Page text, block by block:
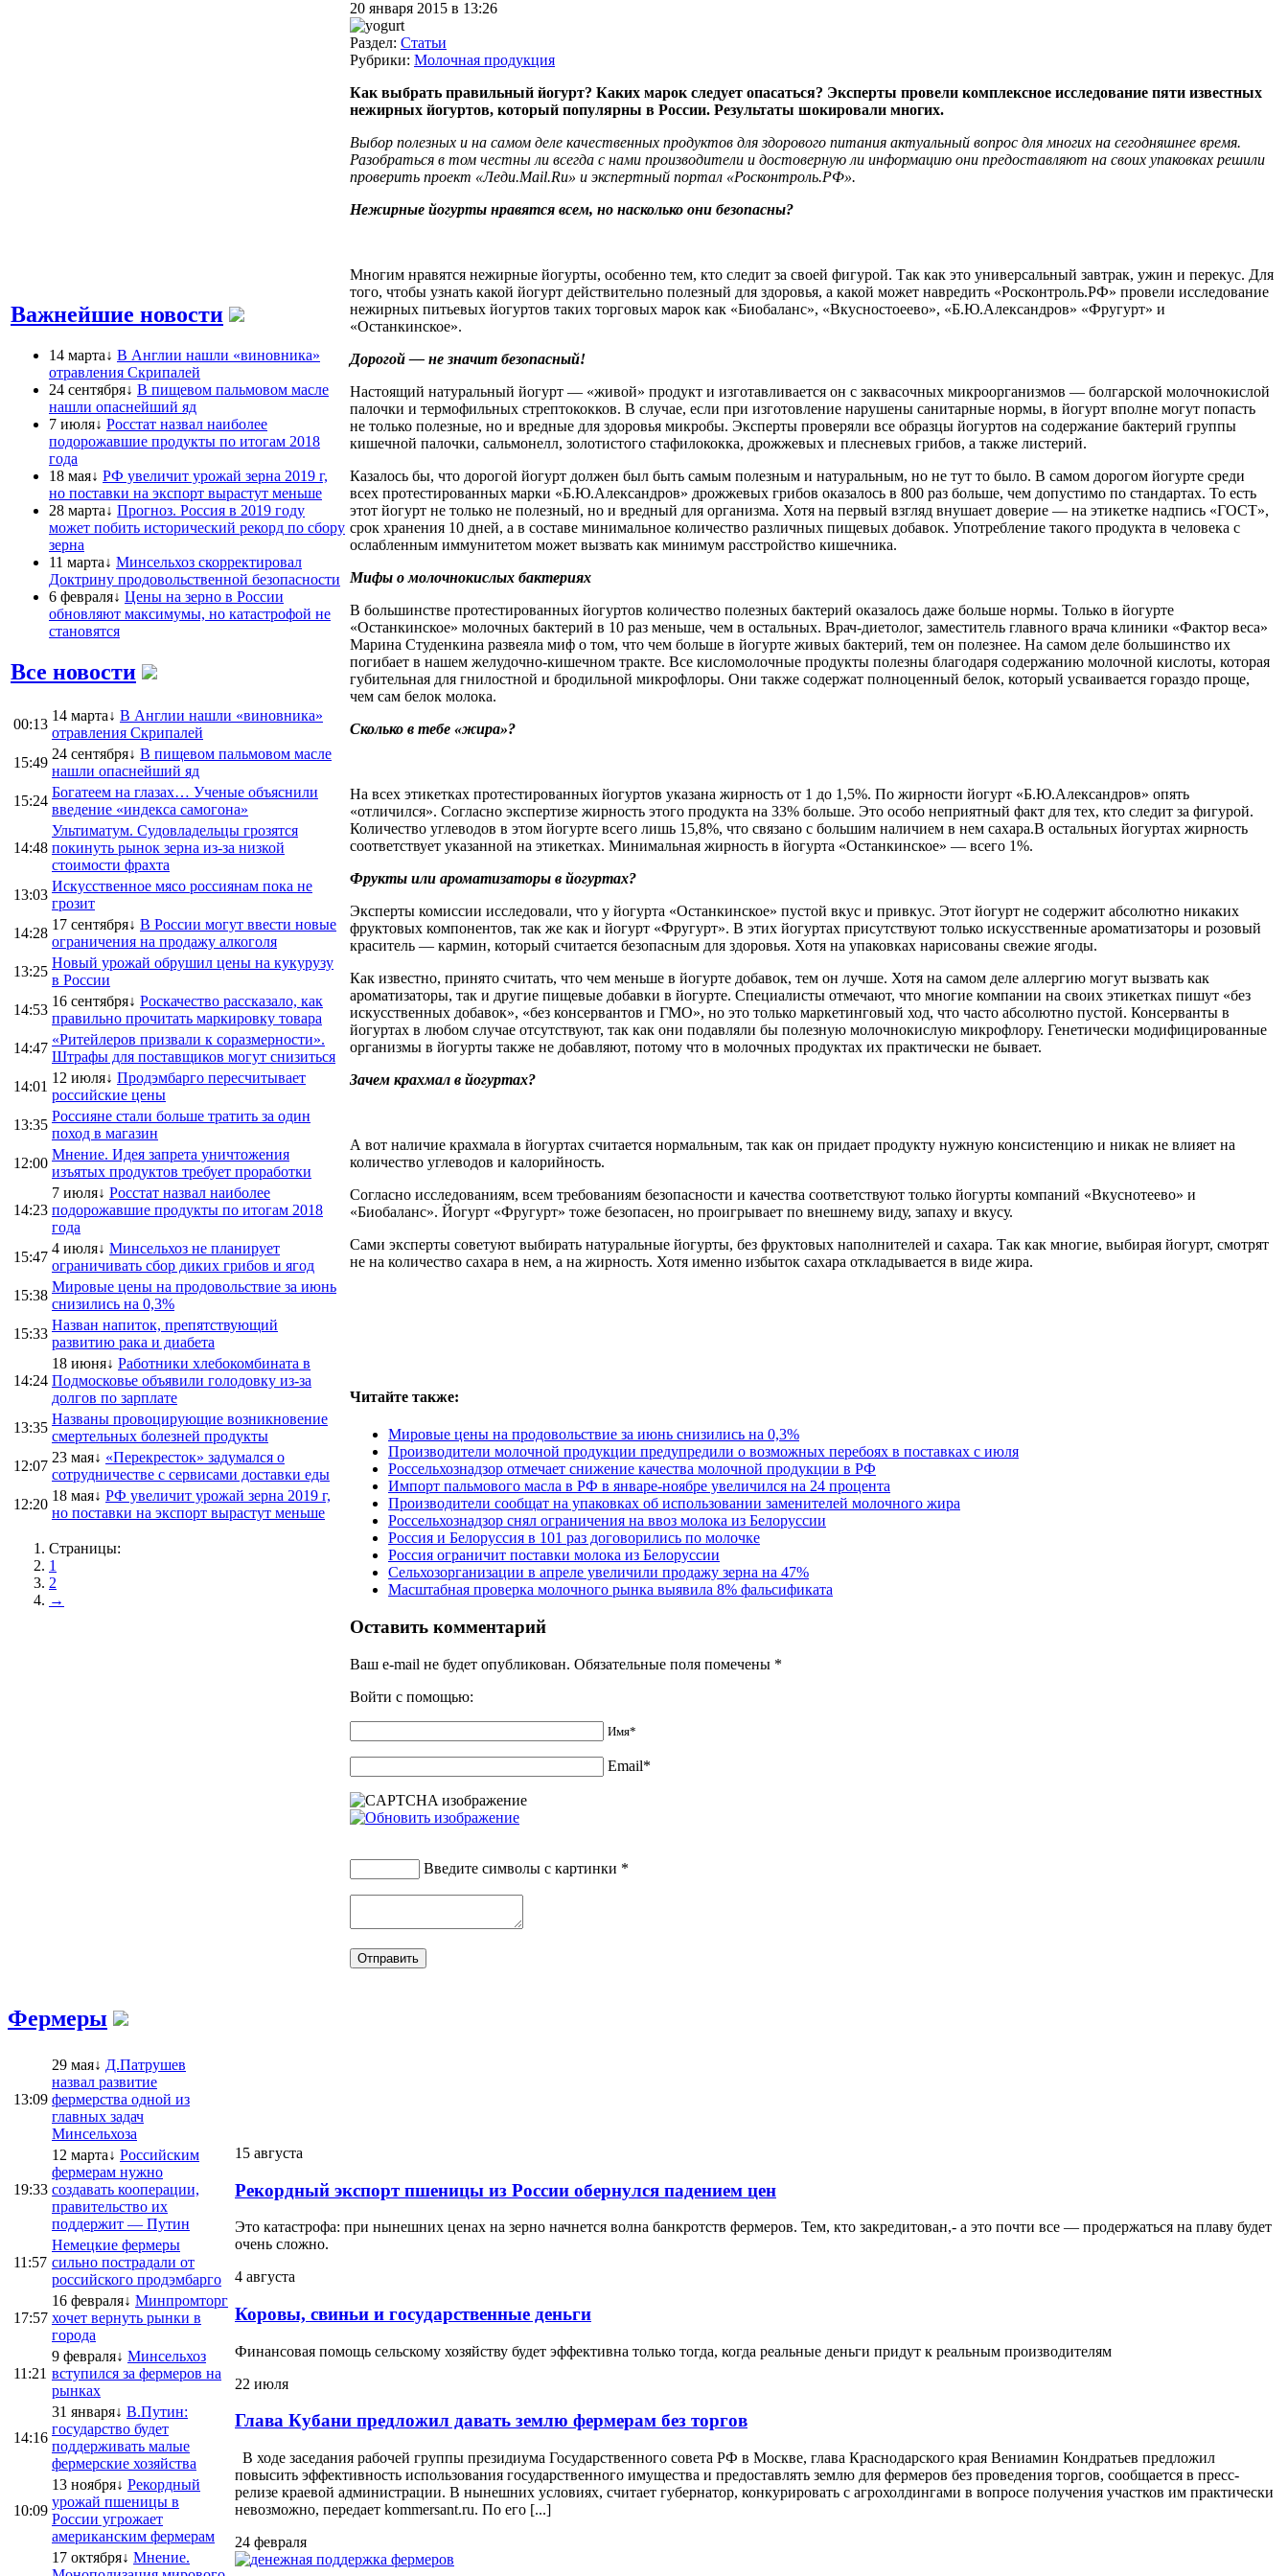
Важнейшие новости
14 марта↓ В Англии нашли «виновника»
отравления Скрипалей
24 сентября↓ В пищевом пальмовом масле
нашли опаснейший яд
7 июля↓ Росстат назвал наиболее
подорожавшие продукты по итогам 2018
года
18 мая↓ РФ увеличит урожай зерна 2019 г,
но поставки на экспорт вырастут меньше
28 марта↓ Прогноз. Россия в 2019 году
может побить исторический рекорд по сбору
зерна
11 марта↓ Минсельхоз скорректировал
Доктрину продовольственной безопасности
6 февраля↓ Цены на зерно в России
обновляют максимумы, но катастрофой не
становятся
Все новости
00:13
14 марта↓ В Англии нашли «виновника»
отравления Скрипалей
15:49
24 сентября↓ В пищевом пальмовом масле
нашли опаснейший яд
15:24
Богатеем на глазах… Ученые объяснили
введение «индекса самогона»
14:48
Ультиматум. Судовладельцы грозятся
покинуть рынок зерна из-за низкой
стоимости фрахта
13:03
Искусственное мясо россиянам пока не
грозит
14:28
17 сентября↓ В России могут ввести новые
ограничения на продажу алкоголя
13:25
Новый урожай обрушил цены на кукурузу
в России
14:53
16 сентября↓ Роскачество рассказало, как
правильно прочитать маркировку товара
14:47
«Ритейлеров призвали к соразмерности».
Штрафы для поставщиков могут снизиться
14:01
12 июля↓ Продэмбарго пересчитывает
российские цены
13:35
Россияне стали больше тратить за один
поход в магазин
12:00
Мнение. Идея запрета уничтожения
изъятых продуктов требует проработки
14:23
7 июля↓ Росстат назвал наиболее
подорожавшие продукты по итогам 2018
года
15:47
4 июля↓ Минсельхоз не планирует
ограничивать сбор диких грибов и ягод
15:38
Мировые цены на продовольствие за июнь
снизились на 0,3%
15:33
Назван напиток, препятствующий
развитию рака и диабета
14:24
18 июня↓ Работники хлебокомбината в
Подмосковье объявили голодовку из-за
долгов по зарплате
13:35
Названы провоцирующие возникновение
смертельных болезней продукты
12:07
23 мая↓ «Перекресток» задумался о
сотрудничестве с сервисами доставки еды
12:20
18 мая↓ РФ увеличит урожай зерна 2019 г,
но поставки на экспорт вырастут меньше
Страницы:
1
2
→
20 января 2015 в 13:26
Раздел: Статьи
Рубрики: Молочная продукция
Как выбрать правильный йогурт? Каких марок следует опасаться? Эксперты провели комплексное исследование пяти известных
нежирных йогуртов, который популярны в России. Результаты шокировали многих.
Выбор полезных и на самом деле качественных продуктов для здорового питания актуальный вопрос для многих на сегодняшнее время.
Разобраться в том честны ли всегда с нами производители и достоверную ли информацию они предоставляют на своих упаковках решили
проверить проект «Леди.Mail.Ru» и экспертный портал «Росконтроль.РФ».
Нежирные йогурты нравятся всем, но насколько они безопасны?
Многим нравятся нежирные йогурты, особенно тем, кто следит за своей фигурой. Так как это универсальный завтрак, ужин и перекус. Для
того, чтобы узнать какой йогурт действительно полезный для здоровья, а какой может навредить «Росконтроль.РФ» провели исследование
нежирных питьевых йогуртов таких торговых марок как «Биобаланс», «Вкусностоеево», «Б.Ю.Александров» «Фругурт» и
«Останкинское».
Дорогой — не значит безопасный!
Настоящий натуральный йогурт — «живой» продукт и изготавливается он с заквасочных микроорганизмов — болгарской молочнокислой
палочки и термофильных стрептококков. В случае, если при изготовление нарушены санитарные нормы, в йогурт вполне могут попасть
не только полезные, но и вредные для здоровья микробы. Эксперты проверяли все образцы йогуртов на содержание бактерий группы
кишечной палочки, сальмонелл, золотистого стафилококка, дрожжевых и плесневых грибов, а также листерий.
Казалось бы, что дорогой йогурт должен был быть самым полезным и натуральным, но не тут то было. В самом дорогом йогурте среди
всех протестированных марки «Б.Ю.Александров» дрожжевых грибов оказалось в 800 раз больше, чем допустимо по стандартах. То есть
этот йогурт не только не полезный, но и вредный для организма. Хотя на первый взгляд внушает доверие — на этикетке надпись «ГОСТ»,
срок хранения 10 дней, а в составе минимальное количество различных пищевых добавок. Употребление такого продукта в человека с
ослабленным иммунитетом может вызвать как минимум расстройство кишечника.
Мифы о молочнокислых бактериях
В большинстве протестированных йогуртов количество полезных бактерий оказалось даже больше нормы. Только в йогурте
«Останкинское» молочных бактерий в 10 раз меньше, чем в остальных. Врач-диетолог, заместитель главного врача клиники «Фактор веса»
Марина Студенкина развеяла миф о том, что чем больше в йогурте живых бактерий, тем он полезнее. На самом деле большинство их
погибает в нашем желудочно-кишечном тракте. Все кисломолочные продукты полезны благодаря содержанию молочной кислоты, которая
губительная для гнилостной и бродильной микрофлоры. Они также содержат полноценный белок, который усваивается гораздо проще,
чем сам белок молока.
Сколько в тебе «жира»?
На всех этикетках протестированных йогуртов указана жирность от 1 до 1,5%. По жирности йогурт «Б.Ю.Александров» опять
«отличился». Согласно экспертизе жирность этого продукта на 33% больше. Это особо неприятный факт для тех, кто следит за фигурой.
Количество углеводов в этом йогурте всего лишь 15,8%, что связано с большим наличием в нем сахара.В остальных йогуртах жирность
соответствует указанной на этикетках. Минимальная жирность в йогурта «Останкинское» — всего 1%.
Фрукты или ароматизаторы в йогуртах?
Эксперты комиссии исследовали, что у йогурта «Останкинское» пустой вкус и привкус. Этот йогурт не содержит абсолютно никаких
фруктовых компонентов, так же как и йогурт «Фругурт». В этих йогуртах присутствуют только искусственные ароматизаторы и розовый
краситель — кармин, который считается безопасным для здоровья. Хотя на упаковках нарисованы свежие ягоды.
Как известно, принято считать, что чем меньше в йогурте добавок, тем он лучше. Хотя на самом деле аллергию могут вызвать как
ароматизаторы, так и другие пищевые добавки в йогурте. Специалисты отмечают, что многие компании на своих этикетках пишут «без
искусственных добавок», «без консервантов и ГМО», но это только маркетинговый ход, что часто абсолютно пустой. Консерванты в
йогуртах в любом случае отсутствуют, так как они подавляли бы полезную молочнокислую микрофлору. Генетически модифицированные
организмы в йогурты также не добавляют, потому что в молочных продуктах их практически не бывает.
Зачем крахмал в йогуртах?
А вот наличие крахмала в йогуртах считается нормальным, так как он придает продукту нужную консистенцию и никак не влияет на
количество углеводов и калорийность.
Согласно исследованиям, всем требованиям безопасности и качества соответствуют только йогурты компаний «Вкуснотеево» и
«Биобаланс». Йогурт «Фругурт» тоже безопасен, но проигрывает по внешнему виду, запаху и вкусу.
Сами эксперты советуют выбирать натуральные йогурты, без фруктовых наполнителей и сахара. Так как многие, выбирая йогурт, смотрят
не на количество сахара в нем, а на жирность. Хотя именно избыток сахара откладывается в виде жира.
Читайте также:
Мировые цены на продовольствие за июнь снизились на 0,3%
Производители молочной продукции предупредили о возможных перебоях в поставках с июля
Россельхознадзор отмечает снижение качества молочной продукции в РФ
Импорт пальмового масла в РФ в январе-ноябре увеличился на 24 процента
Производители сообщат на упаковках об использовании заменителей молочного жира
Россельхознадзор снял ограничения на ввоз молока из Белоруссии
Россия и Белоруссия в 101 раз договорились по молочке
Россия ограничит поставки молока из Белоруссии
Сельхозорганизации в апреле увеличили продажу зерна на 47%
Масштабная проверка молочного рынка выявила 8% фальсификата
Оставить комментарий
Ваш e-mail не будет опубликован. Обязательные поля помечены *
Войти с помощью:
Имя*
Email*
Введите символы с картинки *
Фермеры
13:09
29 мая↓ Д.Патрушев
назвал развитие
фермерства одной из
главных задач
Минсельхоза
19:33
12 марта↓ Российским
фермерам нужно
создавать кооперации,
правительство их
поддержит — Путин
11:57
Немецкие фермеры
сильно пострадали от
российского продэмбарго
17:57
16 февраля↓ Минпромторг
хочет вернуть рынки в
города
11:21
9 февраля↓ Минсельхоз
вступился за фермеров на
рынках
14:16
31 января↓ В.Путин:
государство будет
поддерживать малые
фермерские хозяйства
10:09
13 ноября↓ Рекордный
урожай пшеницы в
России угрожает
американским фермерам
17 октября↓ Мнение.
15 августа
Рекордный экспорт пшеницы из России обернулся падением цен
Это катастрофа: при нынешних ценах на зерно начнется волна банкротств фермеров. Тем, кто закредитован,- а это почти все — продержаться на плаву будет
очень сложно.
4 августа
Коровы, свиньи и государственные деньги
Финансовая помощь сельскому хозяйству будет эффективна только тогда, когда реальные деньги придут к реальным производителям
22 июля
Глава Кубани предложил давать землю фермерам без торгов
В ходе заседания рабочей группы президиума Государственного совета РФ в Москве, глава Краснодарского края Вениамин Кондратьев предложил
повысить эффективность использования государственного имущества и предоставлять землю для фермеров без проведения торгов, сообщается в пресс-
релизе краевой администрации. В нынешних условиях, считает губернатор, конкурировать с агрохолдингами в вопросе получения участков им практически
невозможно, передает kommersant.ru. По его [...]
24 февраля